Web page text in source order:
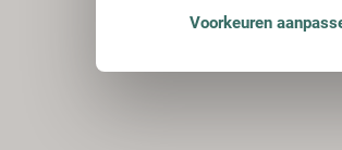
Voorkeuren